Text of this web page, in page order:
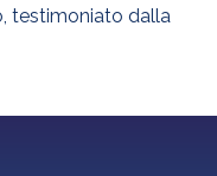
testimoniato dalla